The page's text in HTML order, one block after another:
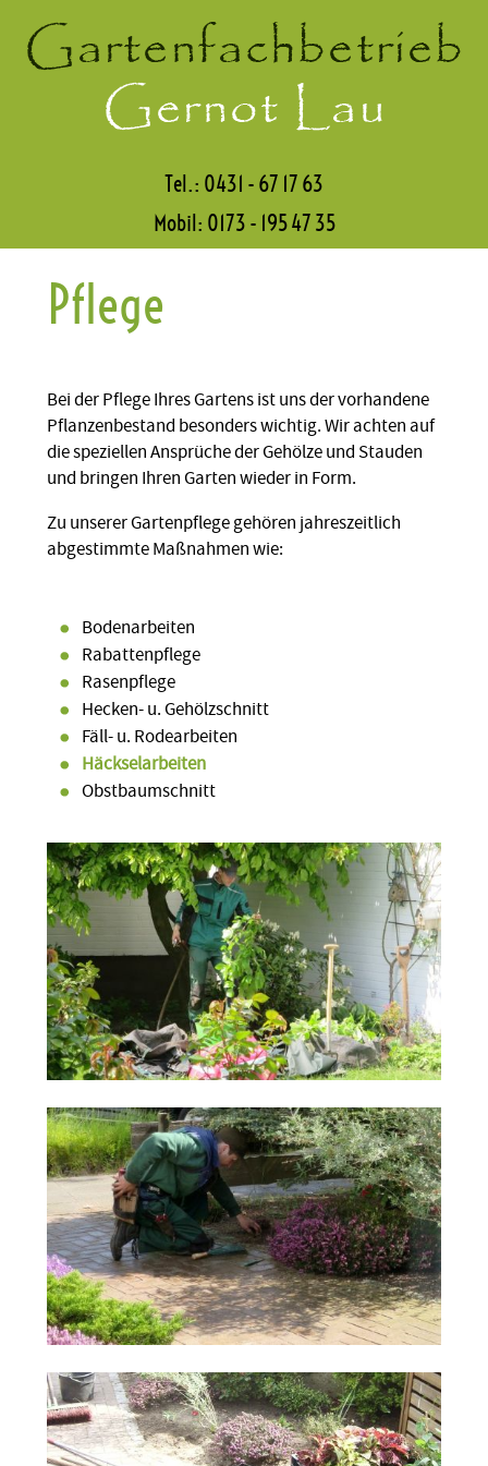
Tel.: 0431 - 67 17 63
Mobil: 0173 - 195 47 35
Pflege
Bei der Pflege Ihres Gartens ist uns der vorhandene
Pflanzenbestand besonders wichtig. Wir achten auf
die speziellen Ansprüche der Gehölze und Stauden
und bringen Ihren Garten wieder in Form.
Zu unserer Gartenpflege gehören jahreszeitlich
abgestimmte Maßnahmen wie:
Bodenarbeiten
Rabattenpflege
Rasenpflege
Hecken- u. Gehölzschnitt
Fäll- u. Rodearbeiten
Häckselarbeiten
Obstbaumschnitt